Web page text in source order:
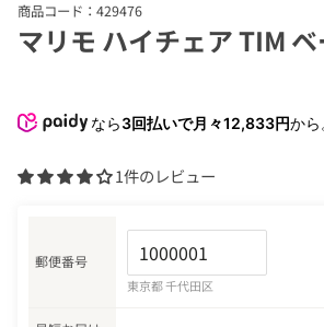
商品コード：429476
マリモ ハイチェア TIM ベ
なら3回払いで月々12,833円か
1件のレビュー
郵便番号
東京都 千代田区